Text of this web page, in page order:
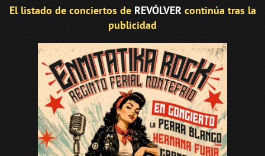
El listado de conciertos de REVÓLVER continúa tras la
publicidad